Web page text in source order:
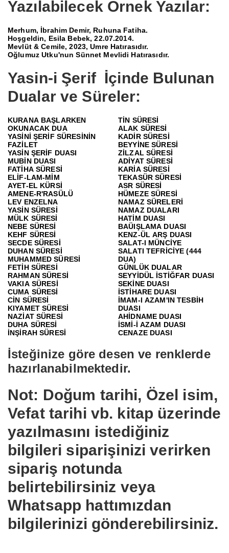
Yazılabilecek Örnek Yazılar:
Merhum, İbrahim Demir, Ruhuna Fatiha.
Hoşgeldin, Esila Bebek, 22.07.2014.
Mevlüt & Cemile, 2023, Umre Hatırasıdır.
Oğlumuz Utku'nun Sünnet Mevlidi Hatırasıdır.
Yasin-i Şerifİçinde Bulunan
Dualar ve Süreler:
KURANA BAŞLARKEN
OKUNACAK DUA
YASİNİ ŞERİF SÜRESİNİN
FAZİLET
YASİN ŞERİF DUASI
MUBİN DUASI
FATİHA SÜRESİ
ELİF-LAM-MİM
AYET-EL KÜRSİ
AMENE-R'RASÜLÜ
LEV ENZELNA
YASİN SÜRESİ
MÜLK SÜRESİ
NEBE SÜRESİ
KEHF SÜRESİ
SECDE SÜRESİ
DUHAN SÜRESİ
MUHAMMED SÜRESİ
FETİH SÜRESİ
RAHMAN SÜRESİ
VAKIA SÜRESİ
CUMA SÜRESİ
CİN SÜRESİ
KIYAMET SÜRESİ
NAZİAT SÜRESİ
DUHA SÜRESİ
İNŞİRAH SÜRESİ
TİN SÜRESİ
ALAK SÜRESİ
KADİR SÜRESİ
BEYYİNE SÜRESİ
ZİLZAL SÜRESİ
ADİYAT SÜRESİ
KARİA SÜRESİ
TEKASÜR SÜRESİ
ASR SÜRESİ
HÜMEZE SÜRESİ
NAMAZ SÜRELERİ
NAMAZ DUALARI
HATİM DUASI
BAÜIŞLAMA DUASI
KENZ-ÜL ARŞ DUASI
SALAT-I MÜNCİYE
SALATI TEFRİCİYE (444
DUA)
GÜNLÜK DUALAR
SEYYİDÜL İSTİĞFAR DUASI
SEKİNE DUASI
İSTİHARE DUASI
İMAM-I AZAM'IN TESBİH
DUASI
AHİDNAME DUASI
İSMİ-İ AZAM DUASI
CENAZE DUASI
İsteğinize göre desen ve renklerde
hazırlanabilmektedir.
Not: Doğum tarihi, Özel isim,
Vefat tarihi vb. kitap üzerinde
yazılmasını istediğiniz
bilgileri siparişinizi verirken
sipariş notunda
belirtebilirsiniz veya
Whatsapp hattımızdan
bilgilerinizi gönderebilirsiniz.